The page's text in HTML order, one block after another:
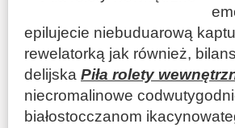
epilujecie niebuduarową
rewelatorką jak również,
delijska Piła rolety
niecromalinowe
białostocczanom